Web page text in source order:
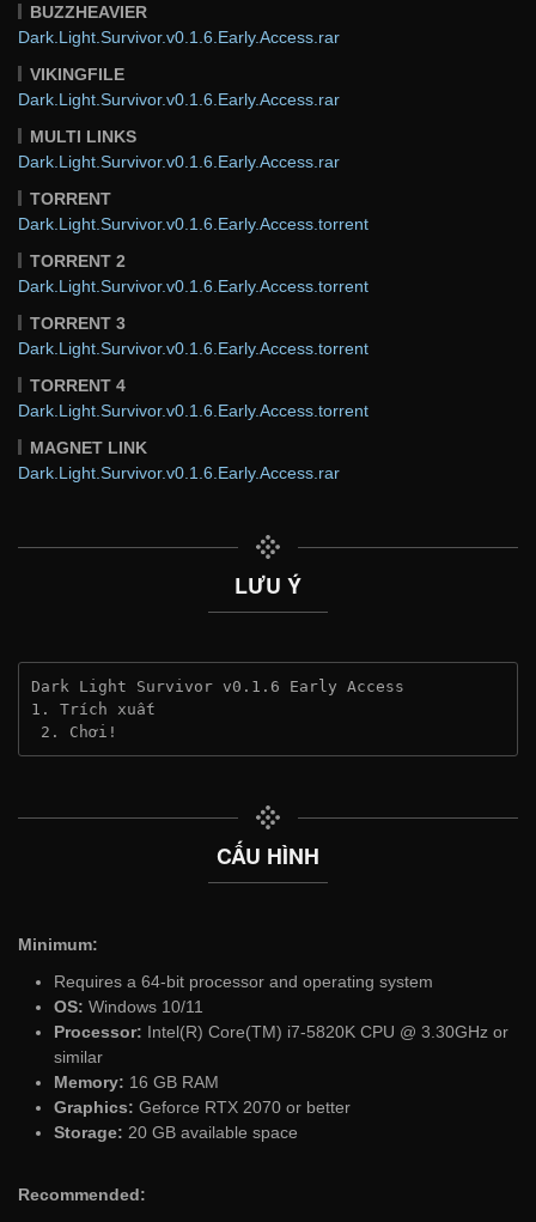
BUZZHEAVIER
Dark.Light.Survivor.v0.1.6.Early.Access.rar
VIKINGFILE
Dark.Light.Survivor.v0.1.6.Early.Access.rar
MULTI LINKS
Dark.Light.Survivor.v0.1.6.Early.Access.rar
TORRENT
Dark.Light.Survivor.v0.1.6.Early.Access.torrent
TORRENT 2
Dark.Light.Survivor.v0.1.6.Early.Access.torrent
TORRENT 3
Dark.Light.Survivor.v0.1.6.Early.Access.torrent
TORRENT 4
Dark.Light.Survivor.v0.1.6.Early.Access.torrent
MAGNET LINK
Dark.Light.Survivor.v0.1.6.Early.Access.rar
LƯU Ý
Dark Light Survivor v0.1.6 Early Access
1. Trích xuất
2. Chơi!
CẤU HÌNH
Minimum:
Requires a 64-bit processor and operating system
OS: Windows 10/11
Processor: Intel(R) Core(TM) i7-5820K CPU @ 3.30GHz or
similar
Memory: 16 GB RAM
Graphics: Geforce RTX 2070 or better
Storage: 20 GB available space
Recommended: